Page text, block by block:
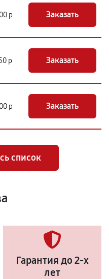
р Заказать
р Заказать
р Заказать
список
Гарантия до 2-х
лет